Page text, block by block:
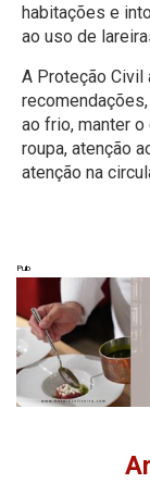
habitações e
ao uso de
A Proteção Civil
ao frio, manter
roupa, atenção
atenção na
Pub